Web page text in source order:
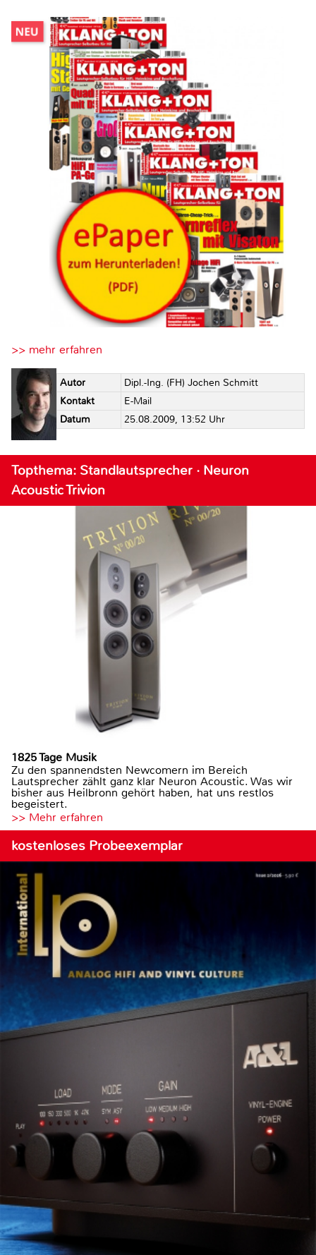
>> mehr erfahren
Autor
Dipl.-Ing. (FH) Jochen Schmitt
Kontakt
E-Mail
Datum
25.08.2009, 13:52 Uhr
Topthema: Standlautsprecher · Neuron
Acoustic Trivion
1825 Tage Musik
Zu den spannendsten Newcomern im Bereich
Lautsprecher zählt ganz klar Neuron Acoustic. Was wir
bisher aus Heilbronn gehört haben, hat uns restlos
begeistert.
>> Mehr erfahren
kostenloses Probeexemplar